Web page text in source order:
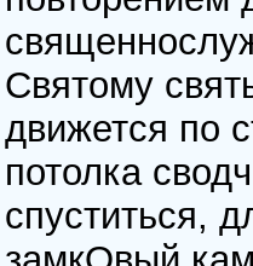
Святому
движется по
потолка
спуститься,